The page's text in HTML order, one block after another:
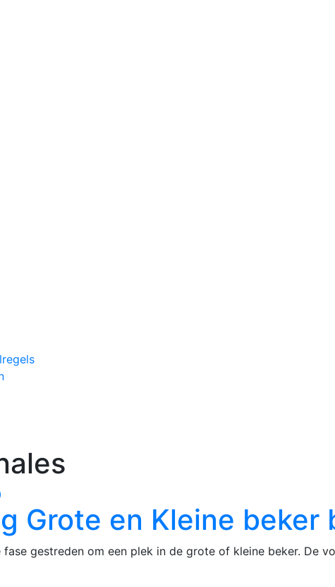
Grote en Kleine beker
gestreden om een plek in de grote of kleine beker. De